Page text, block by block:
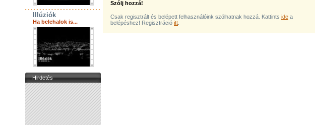
Illúziók
Ha belehalok is...
Hirdetés
Szólj hozzá!
Csak regisztrált és belépett felhasználóink szólhatnak hozzá. Kattints ide a
belépéshez! Regisztráció itt